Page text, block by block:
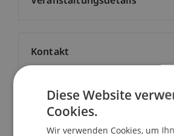
Dozierende/Dozierender:
Dr. phil. Katharine Weder
Kontakt
Diese Website
Cookies.
Wir verwenden Cookies, um